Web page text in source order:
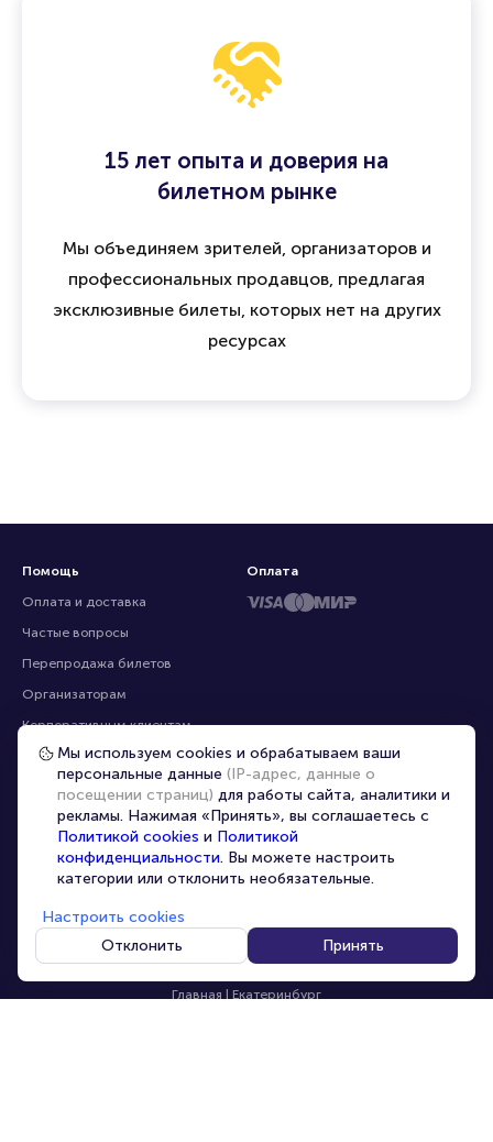
15 лет опыта и доверия на
билетном рынке
Мы объединяем зрителей, организаторов и
профессиональных продавцов, предлагая
эксклюзивные билеты, которых нет на других
ресурсах
Помощь
Оплата и доставка
Частые вопросы
Перепродажа билетов
Организаторам
Корпоративным клиентам
VIP-билеты
Условия использования
Персональные данные
Контакты
Карта сайта
Управление cookies
8-800-500-42-62
info@portalbilet.ru
Все площадки
Оплата
Главная | Екатеринбург
Мы используем cookies и обрабатываем ваши
персональные данные (IP-адрес, данные о
посещении страниц) для работы сайта, аналитики и
рекламы. Нажимая «Принять», вы соглашаетесь с
Политикой cookies и Политикой
конфиденциальности. Вы можете настроить
категории или отклонить необязательные.
Настроить cookies
Отклонить
Принять